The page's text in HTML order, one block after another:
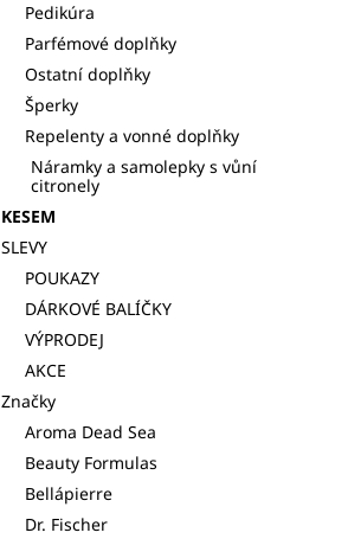
Pedikúra
Parfémové doplňky
Ostatní doplňky
Šperky
Repelenty a vonné doplňky
Náramky a samolepky s vůní
citronely
KESEM
SLEVY
POUKAZY
DÁRKOVÉ BALÍČKY
VÝPRODEJ
AKCE
Značky
Aroma Dead Sea
Beauty Formulas
Bellápierre
Dr. Fischer